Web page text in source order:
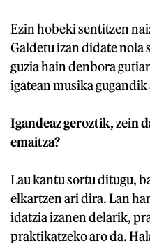
Ezin hobeki sentitzen
Galdetu izan didate nola
guzia hain denbora
igatean musika gugandik
Igandeaz geroztik, zein
emaitza?
Lau kantu sortu ditugu,
elkartzen ari dira. Lan
idatzia izanen delarik,
praktikatzeko aro da.